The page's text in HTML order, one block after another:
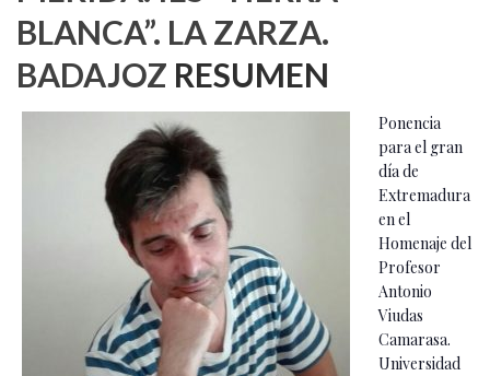
BLANCA”. LA ZARZA.
BADAJOZ RESUMEN
Ponencia
para el gran
día de
Extremadura
en el
Homenaje del
Profesor
Antonio
Viudas
Camarasa.
Universidad